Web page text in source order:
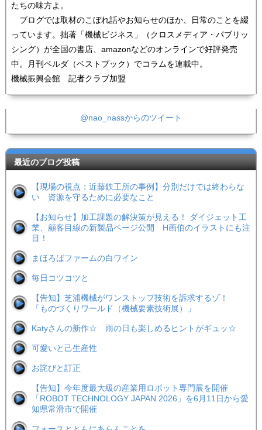
たちの味方よ。
ブログでは取材のこぼれ話やお知らせのほか、日常のことを綴
っています。拙著「機械ビジネス」（クロスメディア・パブリッ
シング）が全国の書店、amazonなどのオンラインで好評発売
中。月刊ベルダ（ベストブック）でコラムを連載中。
機械振興会館 記者クラブ加盟
@nao_nassからのツイート
最近のブログ投稿
【現場の視点：近藤鉄工所の事例】分別だけでは終わらな
い 資源を守るために必要なこと
【お知らせ】加工課題の解決策が見える！ ダイジェット工
業、顧客目線の新製品ページ公開 H画伯のイラストにも注
目！
まほろばファームの白ワイン
毎日コツコツと
【告知】芝浦機械がワンストップ技術を訴求するゾ！
「ものづくりワールド（機械要素技術展）」
Katyさんの新作☆ 雨の日も楽しめるヒントがギュッ☆
可愛いと己生産性
お詫びと訂正
【告知】今年度最大級の産業用ロボット専門展を開催
「ROBOT TECHNOLOGY JAPAN 2026」を6月11日から愛
知県常滑市で開催